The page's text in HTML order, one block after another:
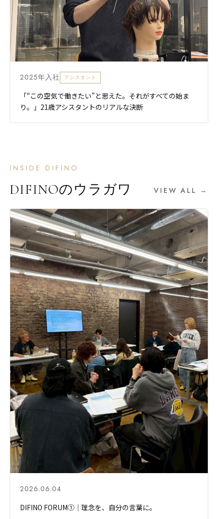
2025年入社 アシスタント
「“この空気で働きたい”と思えた。それがすべての始ま
り。」21歳アシスタントのリアルな決断
INSIDE DIFINO
DIFINOのウラガワ VIEW ALL →
2026.06.04
DIFINO FORUM①｜理念を、自分の言葉に。